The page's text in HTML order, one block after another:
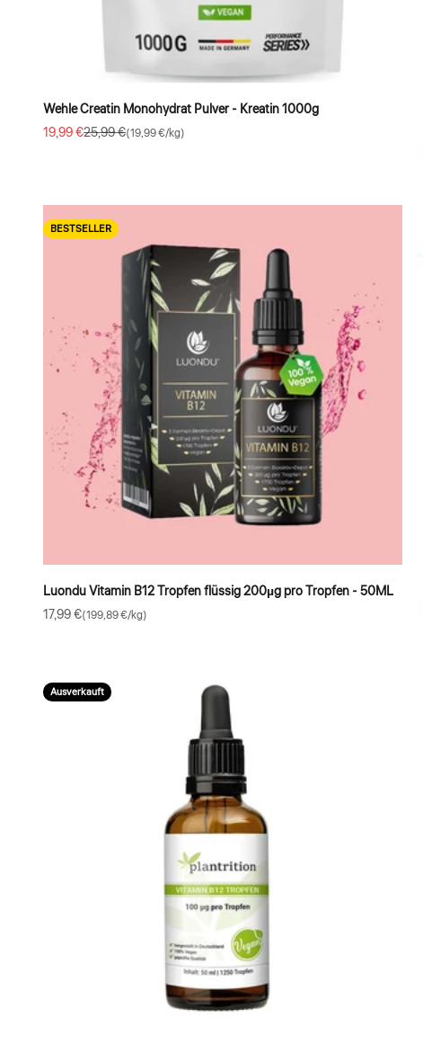
Wehle Creatin Monohydrat Pulver - Kreatin 1000g
Angebot
19,99 €Regulärer Preis
25,99 €(19,99 €/kg)
BESTSELLER
Luondu Vitamin B12 Tropfen flüssig 200µg pro Tropfen - 50ML
Angebot
17,99 €(199,89 €/kg)
Ausverkauft